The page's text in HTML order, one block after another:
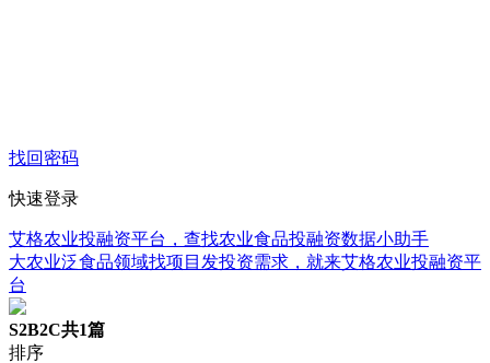
找回密码
快速登录
艾格农业投融资平台，查找农业食品投融资数据小助手
大农业泛食品领域找项目发投资需求，就来艾格农业投融资平
台
S2B2C共1篇
排序